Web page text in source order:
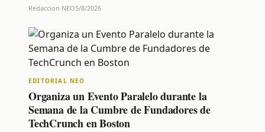
Redaccion NEO5/8/2026
EDITORIAL NEO
Organiza un Evento Paralelo durante la
Semana de la Cumbre de Fundadores de
TechCrunch en Boston